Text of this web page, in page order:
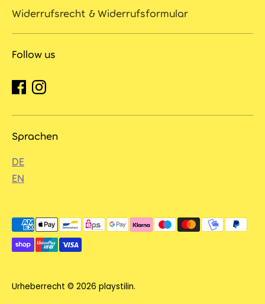
Widerrufsrecht & Widerrufsformular
Follow us
Sprachen
DE
EN
Urheberrecht © 2026 playstilin.
Akzeptierte
Zahlungsarten